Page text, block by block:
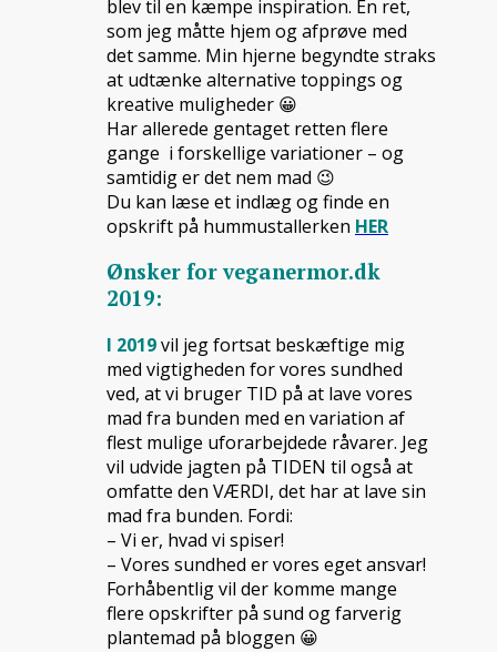
blev til en kæmpe inspiration. En ret,
som jeg måtte hjem og afprøve med
det samme. Min hjerne begyndte straks
at udtænke alternative toppings og
kreative muligheder 😀
Har allerede gentaget retten flere
gange i forskellige variationer – og
samtidig er det nem mad 😉
Du kan læse et indlæg og finde en
opskrift på hummustallerken HER
Ønsker for veganermor.dk
2019:
I 2019vil jeg fortsat beskæftige mig
med vigtigheden for vores sundhed
ved, at vi bruger TID på at lave vores
mad fra bunden med en variation af
flest mulige uforarbejdede råvarer. Jeg
vil udvide jagten på TIDEN til også at
omfatte den VÆRDI, det har at lave sin
mad fra bunden. Fordi:
– Vi er, hvad vi spiser!
– Vores sundhed er vores eget ansvar!
Forhåbentlig vil der komme mange
flere opskrifter på sund og farverig
plantemad på bloggen 😀